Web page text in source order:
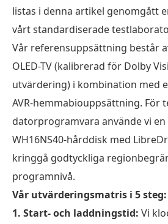
listas i denna artikel genomgått
vårt standardiserade
Vår referensuppsättning består
OLED-TV (kalibrerad för Dolby
utvärdering) i kombination med
AVR-hemmabiouppsättning. För
datorprogramvara använde vi en
WH16NS40-hårddisk med
kringgå godtyckliga
programnivå.
Vår utvärderingsmatris i 5 steg:
1. Start- och laddningstid: Vi